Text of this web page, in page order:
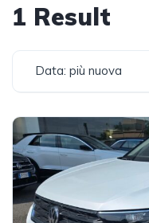
1 Result
Data: più nuova